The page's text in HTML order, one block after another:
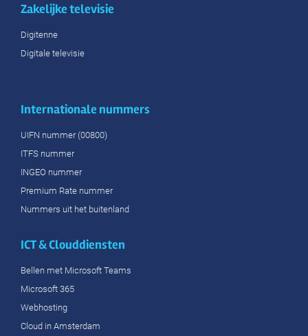
Zakelijke televisie
Digitenne
Digitale televisie
Internationale nummers
UIFN nummer (00800)
ITFS nummer
INGEO nummer
Premium Rate nummer
Nummers uit het buitenland
ICT & Clouddiensten
Bellen met Microsoft Teams
Microsoft 365
Webhosting
Cloud in Amsterdam